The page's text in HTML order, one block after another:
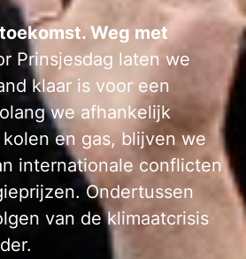
Weg met
Prinsjesdag laten we
klaar is voor een
we afhankelijk
en gas, blijven we
internationale conflicten
Ondertussen
van de klimaatcrisis